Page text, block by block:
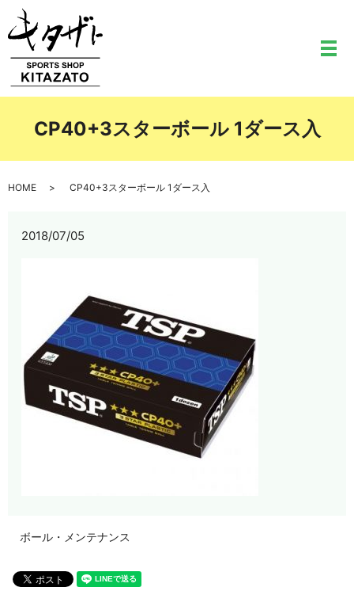
メ
CP40+3スターボール 1ダース入
HOME CP40+3スターボール 1ダース入
2018/07/05
ボール・メンテナンス